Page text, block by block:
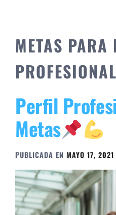
METAS PARA
PROFESIONAL
Perfil
Metas
PUBLICADA EN MAYO 17, 2021